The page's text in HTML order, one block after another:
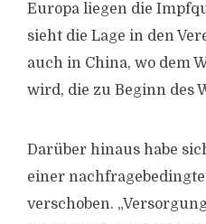
Europa liegen die
sieht die Lage in den
auch in China, wo dem
wird, die zu Beginn des
Darüber hinaus habe
einer
verschoben.